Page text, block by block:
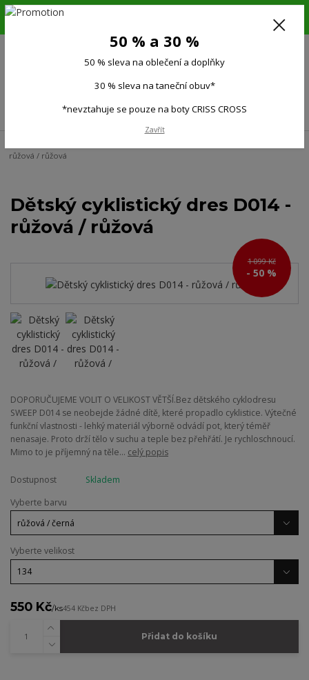
6.-16.8.26. DOVOLENÁ !!! 50 % SLEVA na všechno oblečení a doplňky !!!
(Po-Pá 9:00-15.00)
růžová / růžová
Dětský cyklistický dres D014 -
růžová / růžová
1 099 Kč
- 50 %
DOPORUČUJEME VOLIT O VELIKOST VĚTŠÍ.Bez dětského cyklodresu
SWEEP D014 se neobejde žádné dítě, které propadlo cyklistice. Výtečné
funkční vlastnosti - lehký materiál výborně odvádí pot, který téměř
nenasaje. Proto drží tělo v suchu a teple bez přehřátí. Je rychloschnoucí.
Mimo to je příjemný na těle... celý popis
Dostupnost
Skladem
Vyberte barvu
Vyberte velikost
550 Kč/ks454 Kčbez DPH
Přidat do košíku
50 % a 30 %
50 % sleva na oblečení a doplňky
30 % sleva na taneční obuv*
*nevztahuje se pouze na boty CRISS CROSS
Zavřít